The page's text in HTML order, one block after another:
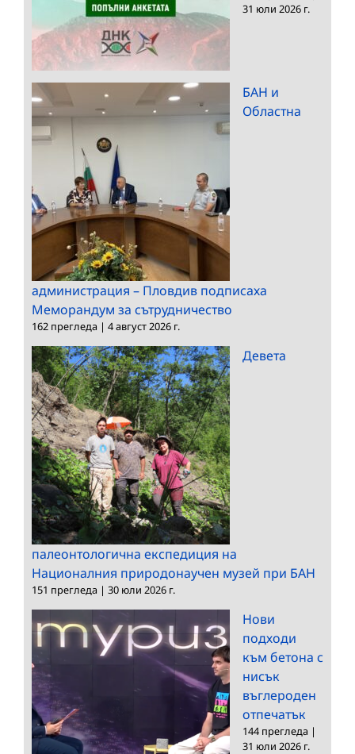
31 юли 2026 г.
БАН и
Областна
администрация – Пловдив подписаха
Меморандум за сътрудничество
162 прегледа | 4 август 2026 г.
Девета
палеонтологична експедиция на
Националния природонаучен музей при БАН
151 прегледа | 30 юли 2026 г.
Нови
подходи
към бетона с
нисък
въглероден
отпечатък
144 прегледа |
31 юли 2026 г.